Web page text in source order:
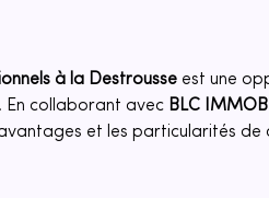
à la Destrousse est une
En collaborant avec BLC
et les particularités de